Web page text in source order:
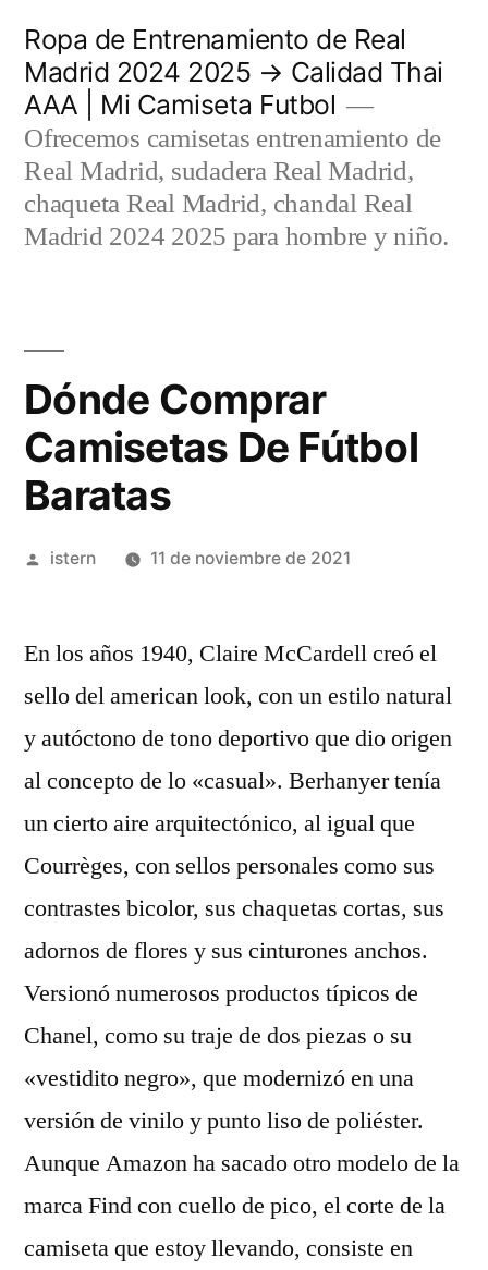
contenido
Ropa de Entrenamiento de Real
Madrid 2024 2025 → Calidad Thai
AAA | Mi Camiseta Futbol
Ofrecemos camisetas entrenamiento de
Real Madrid, sudadera Real Madrid,
chaqueta Real Madrid, chandal Real
Madrid 2024 2025 para hombre y niño.
Dónde Comprar
Camisetas De Fútbol
Baratas
Publicado
istern 11 de noviembre de 2021
En los años 1940, Claire McCardell creó el
sello del american look, con un estilo natural
y autóctono de tono deportivo que dio origen
al concepto de lo «casual». Berhanyer tenía
un cierto aire arquitectónico, al igual que
Courrèges, con sellos personales como sus
contrastes bicolor, sus chaquetas cortas, sus
adornos de flores y sus cinturones anchos.
Versionó numerosos productos típicos de
Chanel, como su traje de dos piezas o su
«vestidito negro», que modernizó en una
versión de vinilo y punto liso de poliéster.
Aunque Amazon ha sacado otro modelo de la
marca Find con cuello de pico, el corte de la
camiseta que estoy llevando, consiste en